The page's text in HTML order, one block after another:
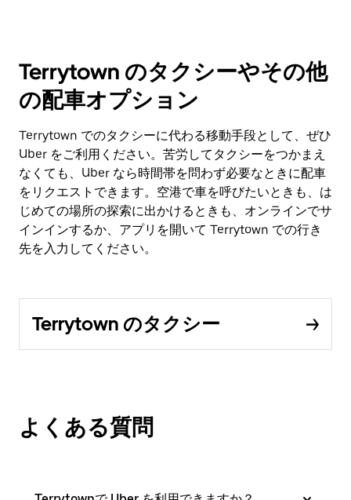
Terrytown のタクシーやその他
の配車オプション
Terrytown でのタクシーに代わる移動手段として、ぜひ
Uber をご利用ください。苦労してタクシーをつかまえ
なくても、Uber なら時間帯を問わず必要なときに配車
をリクエストできます。空港で車を呼びたいときも、は
じめての場所の探索に出かけるときも、オンラインでサ
インインするか、アプリを開いて Terrytown での行き
先を入力してください。
Terrytown のタクシー
よくある質問